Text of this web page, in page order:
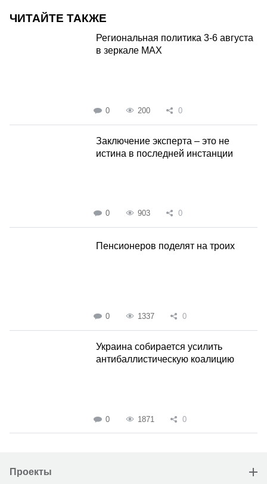
ЧИТАЙТЕ ТАКЖЕ
Региональная политика 3-6 августа
в зеркале MAX
0 200 0
Заключение эксперта – это не
истина в последней инстанции
0 903 0
Пенсионеров поделят на троих
0 1337 0
Украина собирается усилить
антибаллистическую коалицию
0 1871 0
Проекты